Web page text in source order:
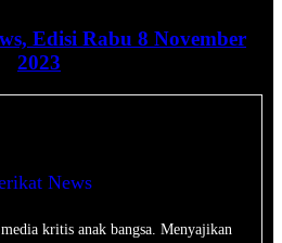
Edisi Rabu 8 November
2023
News
kritis anak bangsa. Menyajikan